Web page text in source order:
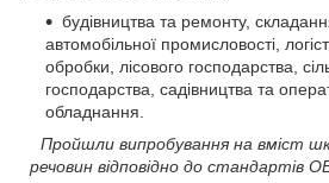
будівництва та ремонту,
автомобільної промисловості,
обробки, лісового господарства,
господарства, садівництва та
обладнання.
Пройшли випробування на вміст
речовин відповідно до стандартів